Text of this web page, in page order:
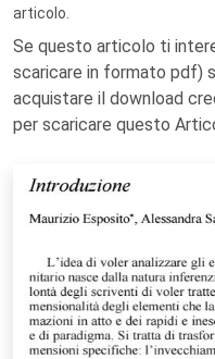
articolo.
Se questo articolo ti
scaricare in formato pdf)
acquistare il download
per scaricare questo